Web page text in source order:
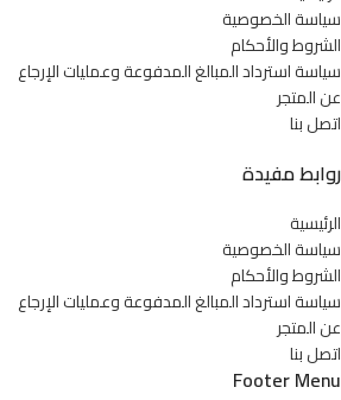
سياسة الخصوصية
الشروط والأحكام
سياسة استرداد المبالغ المدفوعة وعمليات الإرجاع
عن المتجر
اتصل بنا
روابط مفيدة
الرئيسية
سياسة الخصوصية
الشروط والأحكام
سياسة استرداد المبالغ المدفوعة وعمليات الإرجاع
عن المتجر
اتصل بنا
Footer Menu